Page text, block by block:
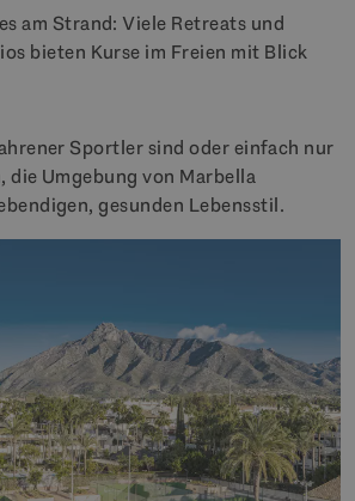
am Strand: Viele Retreats und
bieten Kurse im Freien mit Blick
Sportler sind oder einfach nur
die Umgebung von Marbella
gesunden Lebensstil.